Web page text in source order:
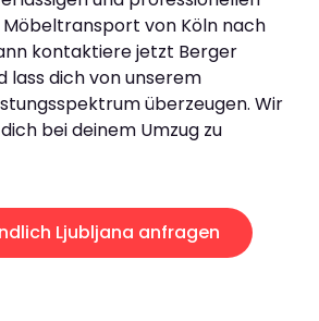
von Köln nach
kontaktiere jetzt Berger
lass dich von unserem
überzeugen. Wir
bei deinem Umzug zu
Ljubljana anfragen